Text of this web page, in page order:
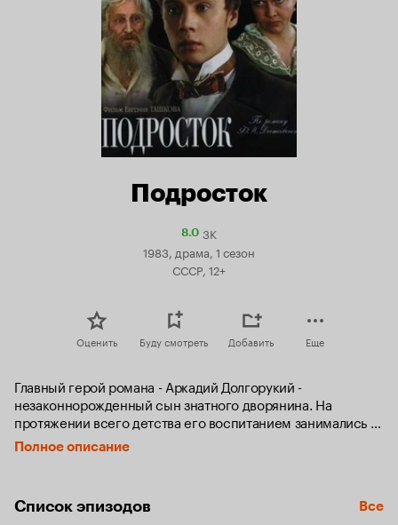
Подросток
8.0Рейтинг
Кинопоиска
3K
1983, драма, 1 сезон
СССР, 12+
Оценить Буду смотреть Добавить Еще
Главный герой романа - Аркадий Долгорукий -
незаконнорожденный сын знатного дворянина. На
протяжении всего детства его воспитанием занимались
чужие люди, сверстники часто дразнили его, и он рос
впечатлительным и ранимым. Будучи уже двадцатилетним
Полное описание
Список эпизодов Все